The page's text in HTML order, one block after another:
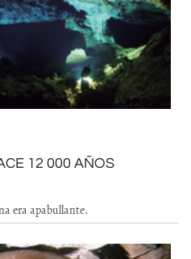
12 000 AÑOS
era apabullante.